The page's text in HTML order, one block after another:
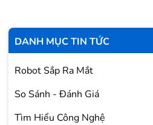
DANH MỤC TIN TỨC
Robot Sắp Ra Mắt
So Sánh - Đánh Giá
Tìm Hiểu Công Nghệ